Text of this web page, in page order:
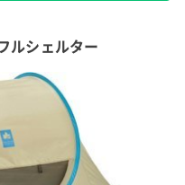
ルシェルター